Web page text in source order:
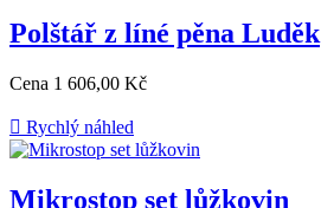
Polštář z líné pěna Luděk
Cena 1 606,00 Kč
 Rychlý náhled
Mikrostop set lůžkovin